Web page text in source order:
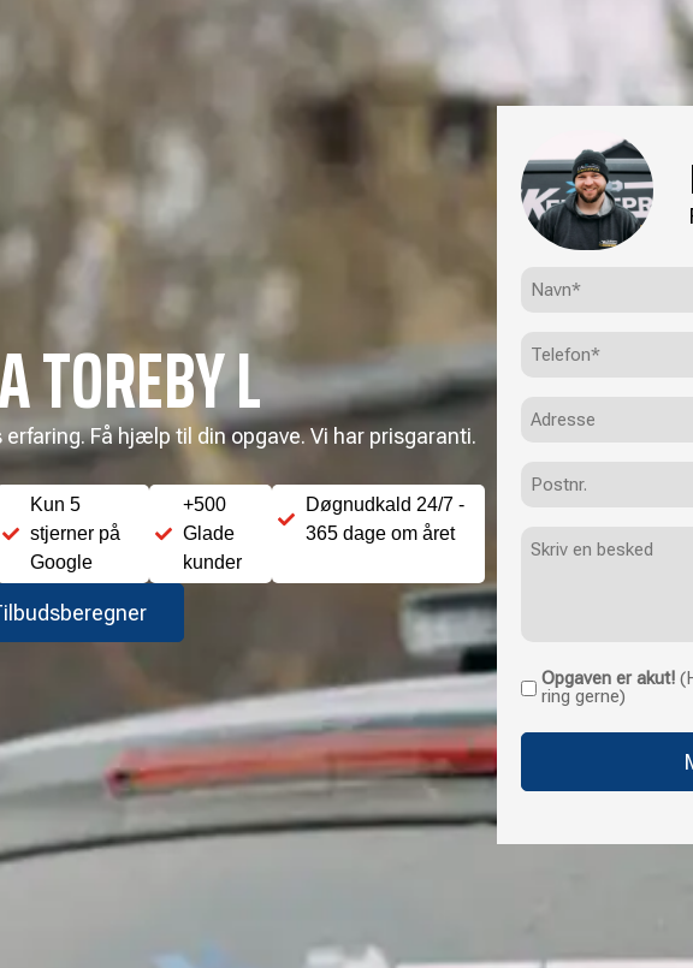
TOREBY L
Få hjælp til din opgave. Vi har prisgaranti.
Kun 5
stjerner på
Google
+500
Glade
kunder
Døgnudkald 24/7 -
365 dage om året
(Påkrævet)
(Påkrævet)
Opgaven
akut!
opgaven
Opgaven er akut!
ring gerne)